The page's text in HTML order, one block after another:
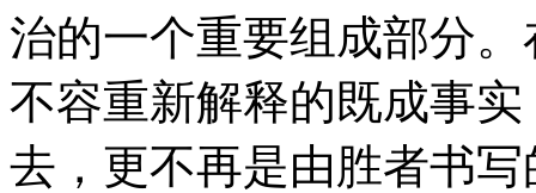
治的一个重要组成部分
不容重新解释的既成事
去，更不再是由胜者书